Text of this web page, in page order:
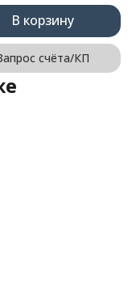
В корзину
счёта/КП